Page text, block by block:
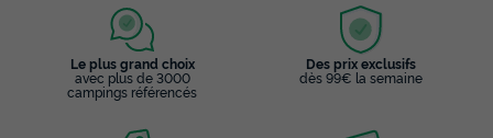
Le plus grand choix
avec plus de 3000
campings référencés
Des prix exclusifs
dès 99€ la semaine